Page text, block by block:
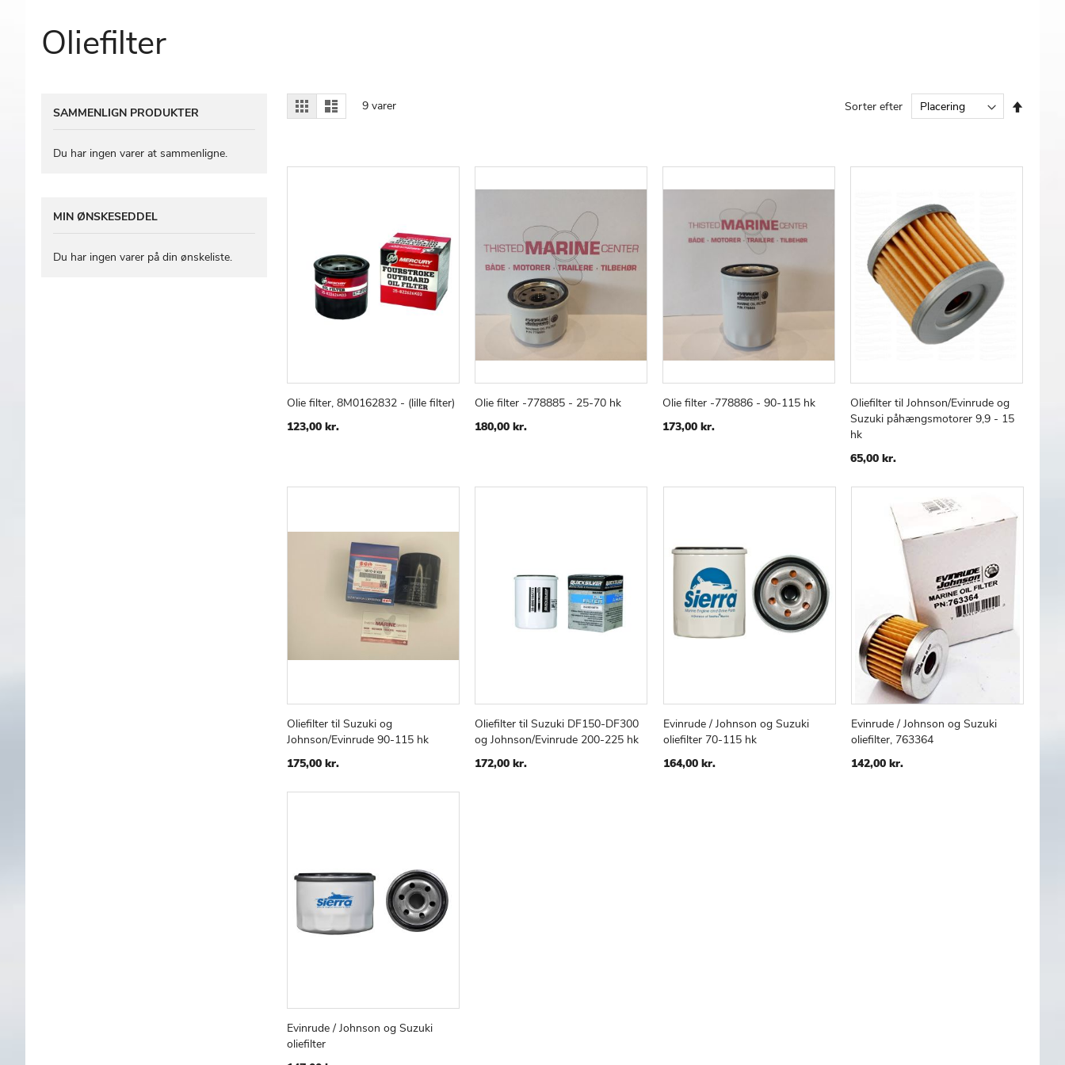
Oliefilter
Vis
som
GitterListe 9 varer Sorter efter
Læg i kurv
TILFØJSAMMENLIGN
Olie filter, 8M0162832 - (lille filter)
123,00 kr.
TILFØJSAMMENLIGN
Olie filter -778885 - 25-70 hk
180,00 kr.
TILFØJSAMMENLIGN
Olie filter -778886 - 90-115 hk
173,00 kr.
Læg i kurv
TILFØJ
TIL
SAMMENLIGN
Oliefilter til Johnson/Evinrude og
Suzuki påhængsmotorer 9,9 - 15
hk
65,00 kr.
Læg i kurv
TILFØJ
TIL
SAMMENLIGN
Oliefilter til Suzuki og
Johnson/Evinrude 90-115 hk
175,00 kr.
Læg i kurv
TILFØJ
TIL
SAMMENLIGN
Oliefilter til Suzuki DF150-DF300
og Johnson/Evinrude 200-225 hk
172,00 kr.
Læg i kurv
TILFØJSAMMENLIGN
Evinrude / Johnson og Suzuki
oliefilter 70-115 hk
164,00 kr.
Læg i kurv
TILFØJSAMMENLIGN
Evinrude / Johnson og Suzuki
oliefilter, 763364
142,00 kr.
Læg i kurv
TILFØJSAMMENLIGN
Evinrude / Johnson og Suzuki
oliefilter
SAMMENLIGN PRODUKTER
Du har ingen varer at sammenligne.
MIN ØNSKESEDDEL
Du har ingen varer på din ønskeliste.